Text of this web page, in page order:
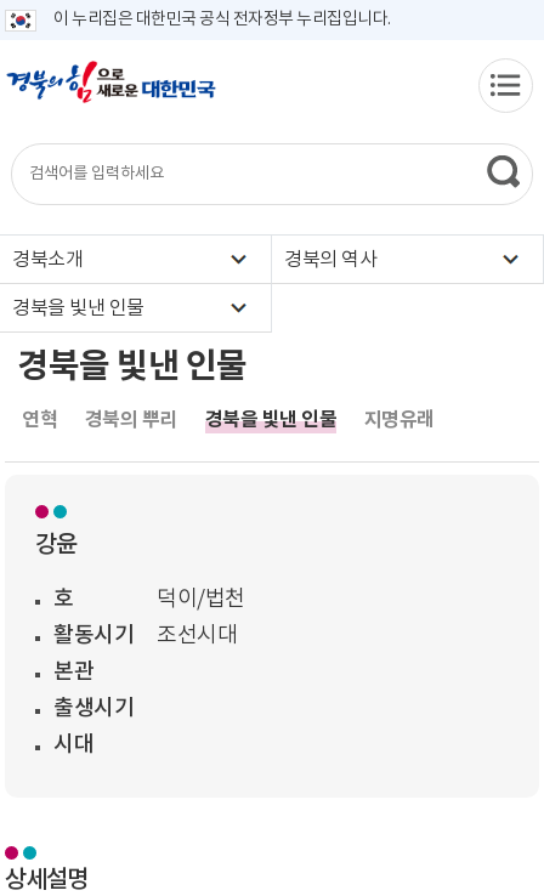
이 누리집은 대한민국 공식 전자정부 누리집입니다.
경북소개 경북의 역사
경북을 빛낸 인물
경북을 빛낸 인물
연혁 경북의 뿌리 경북을 빛낸 인물 지명유래
강윤
호
덕이/법천
활동시기
조선시대
본관
출생시기
시대
상세설명